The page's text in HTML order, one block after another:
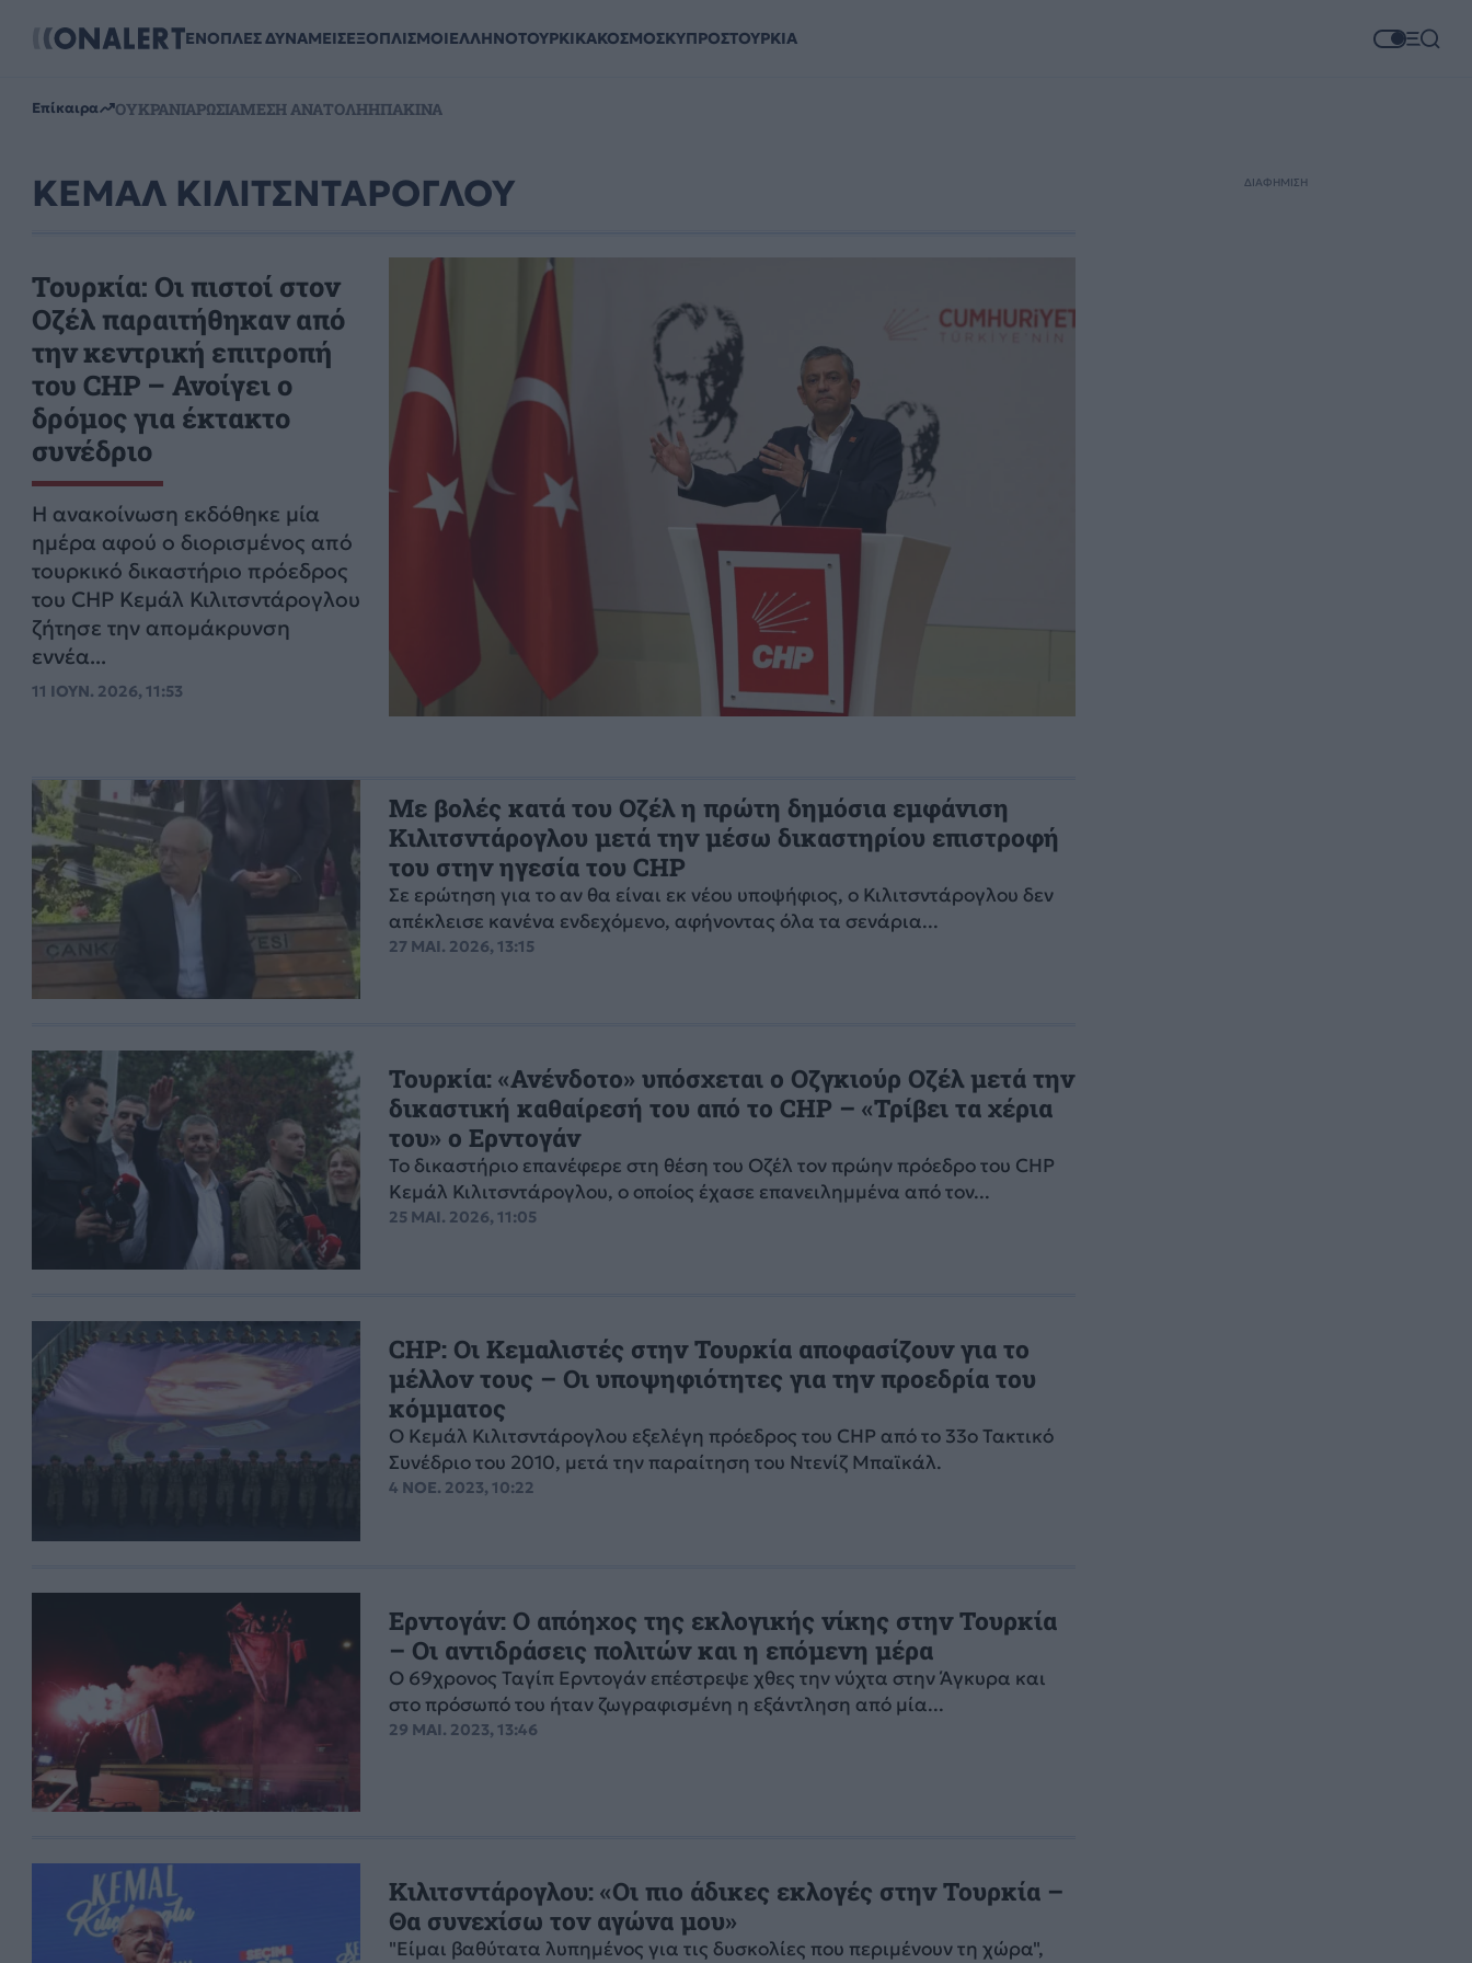
ΕΝΟΠΛΕΣ ΔΥΝΑΜΕΙΣΕΞΟΠΛΙΣΜΟΙΕΛΛΗΝΟΤΟΥΡΚΙΚΑΚΟΣΜΟΣΚΥΠΡΟΣΤΟΥΡΚΙΑ
Επίκαιρα ΟΥΚΡΑΝΙΑΡΩΣΙΑΜΕΣΗ ΑΝΑΤΟΛΗΗΠΑΚΙΝΑ
ΚΕΜΑΛ ΚΙΛΙΤΣΝΤΑΡΟΓΛΟΥ
Τουρκία: Οι πιστοί στον
Οζέλ παραιτήθηκαν από
την κεντρική επιτροπή
του CHP – Ανοίγει ο
δρόμος για έκτακτο
συνέδριο
Η ανακοίνωση εκδόθηκε μία
ημέρα αφού ο διορισμένος από
τουρκικό δικαστήριο πρόεδρος
του CHP Κεμάλ Κιλιτσντάρογλου
ζήτησε την απομάκρυνση
εννέα...
11 ΙΟΥΝ. 2026, 11:53
Με βολές κατά του Οζέλ η πρώτη δημόσια εμφάνιση
Κιλιτσντάρογλου μετά την μέσω δικαστηρίου επιστροφή
του στην ηγεσία του CHP
Σε ερώτηση για το αν θα είναι εκ νέου υποψήφιος, ο Κιλιτσντάρογλου δεν
απέκλεισε κανένα ενδεχόμενο, αφήνοντας όλα τα σενάρια...
27 ΜΑΙ. 2026, 13:15
Τουρκία: «Ανένδοτο» υπόσχεται ο Οζγκιούρ Οζέλ μετά την
δικαστική καθαίρεσή του από το CHP – «Τρίβει τα χέρια
του» ο Ερντογάν
Το δικαστήριο επανέφερε στη θέση του Οζέλ τον πρώην πρόεδρο του CHP
Κεμάλ Κιλιτσντάρογλου, ο οποίος έχασε επανειλημμένα από τον...
25 ΜΑΙ. 2026, 11:05
CHP: Οι Κεμαλιστές στην Τουρκία αποφασίζουν για το
μέλλον τους – Οι υποψηφιότητες για την προεδρία του
κόμματος
Ο Κεμάλ Κιλιτσντάρογλου εξελέγη πρόεδρος του CHP από το 33ο Τακτικό
Συνέδριο του 2010, μετά την παραίτηση του Ντενίζ Μπαϊκάλ.
4 ΝΟΕ. 2023, 10:22
Ερντογάν: Ο απόηχος της εκλογικής νίκης στην Τουρκία
– Οι αντιδράσεις πολιτών και η επόμενη μέρα
Ο 69χρονος Ταγίπ Ερντογάν επέστρεψε χθες την νύχτα στην Άγκυρα και
στο πρόσωπό του ήταν ζωγραφισμένη η εξάντληση από μία...
29 ΜΑΙ. 2023, 13:46
Κιλιτσντάρογλου: «Οι πιο άδικες εκλογές στην Τουρκία –
Θα συνεχίσω τον αγώνα μου»
"Είμαι βαθύτατα λυπημένος για τις δυσκολίες που περιμένουν τη χώρα",
ΔΙΑΦΗΜΙΣΗ